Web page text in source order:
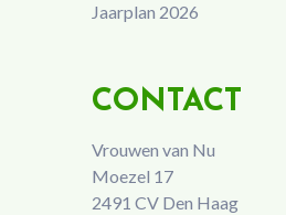
Jaarplan 2026
CONTACT
Vrouwen van Nu
Moezel 17
2491 CV Den Haag